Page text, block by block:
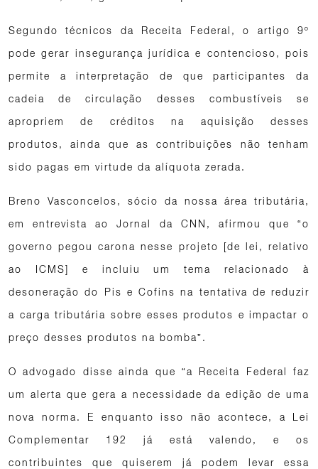
Segundo técnicos da Receita Federal, o artigo 9º
pode gerar insegurança jurídica e contencioso, pois
permite a interpretação de que participantes da
cadeia de circulação desses combustíveis se
apropriem de créditos na aquisição desses
produtos, ainda que as contribuições não tenham
sido pagas em virtude da alíquota zerada.
Breno Vasconcelos, sócio da nossa área tributária,
em entrevista ao Jornal da CNN, afirmou que “o
governo pegou carona nesse projeto [de lei, relativo
ao ICMS] e incluiu um tema relacionado à
desoneração do Pis e Cofins na tentativa de reduzir
a carga tributária sobre esses produtos e impactar o
preço desses produtos na bomba”.
O advogado disse ainda que “a Receita Federal faz
um alerta que gera a necessidade da edição de uma
nova norma. E enquanto isso não acontece, a Lei
Complementar 192 já está valendo, e os
contribuintes que quiserem já podem levar essa